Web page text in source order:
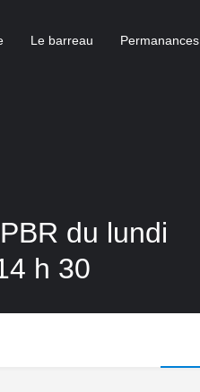
Le barreau Permanances
du lundi
h 30